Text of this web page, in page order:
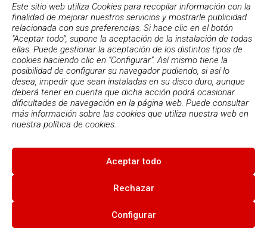
Este sitio web utiliza Cookies para recopilar información con la
finalidad de mejorar nuestros servicios y mostrarle publicidad
relacionada con sus preferencias. Si hace clic en el botón
"Aceptar todo", supone la aceptación de la instalación de todas
ellas. Puede gestionar la aceptación de los distintos tipos de
cookies haciendo clic en “Configurar”. Así mismo tiene la
posibilidad de configurar su navegador pudiendo, si así lo
desea, impedir que sean instaladas en su disco duro, aunque
deberá tener en cuenta que dicha acción podrá ocasionar
dificultades de navegación en la página web. Puede consultar
más información sobre las cookies que utiliza nuestra web en
nuestra política de cookies.
Aceptar todo
Rechazar
Configurar
Acepto lapolítica de privacidad
© 2026
Condiciones de uso